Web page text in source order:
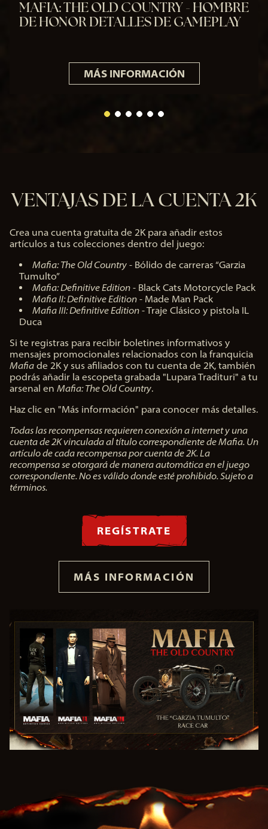
dat
os a
MAFIA: THE OLD COUNTRY - HOMBRE
DE HONOR DETALLES DE GAMEPLAY
MÁS INFORMACIÓN
VENTAJAS DE LA CUENTA 2K
Crea una cuenta gratuita de 2K para añadir estos
artículos a tus colecciones dentro del juego:
Mafia: The Old Country - Bólido de carreras “Garzia
Tumulto”
Mafia: Definitive Edition - Black Cats Motorcycle Pack
Mafia II: Definitive Edition - Made Man Pack
Mafia III: Definitive Edition - Traje Clásico y pistola IL
Duca
Si te registras para recibir boletines informativos y
mensajes promocionales relacionados con la franquicia
Mafia de 2K y sus afiliados con tu cuenta de 2K, también
podrás añadir la escopeta grabada "Lupara Tradituri" a tu
arsenal en Mafia: The Old Country.
Haz clic en "Más información" para conocer más detalles.
Todas las recompensas requieren conexión a internet y una
cuenta de 2K vinculada al título correspondiente de Mafia. Un
artículo de cada recompensa por cuenta de 2K. La
recompensa se otorgará de manera automática en el juego
correspondiente. No es válido donde esté prohibido. Sujeto a
términos.
REGÍSTRATE
MÁS INFORMACIÓN